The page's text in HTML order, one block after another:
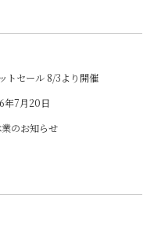
トセール 8/3より開催
年7月20日
のお知らせ